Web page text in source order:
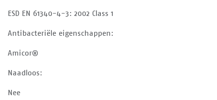
ESD EN 61340-4-3: 2002 Class 1
Antibacteriële eigenschappen:
Amicor®
Naadloos:
Nee